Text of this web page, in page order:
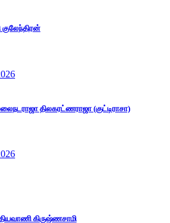
திலகரட்ணராஜா (குட்டிராசா)
கிருஷ்ணசாமி